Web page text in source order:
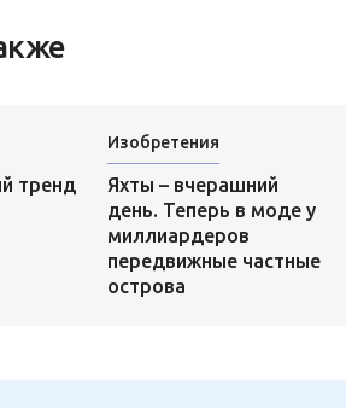
тренд
Изобретения
Яхты – вчерашний
день. Теперь в моде у
миллиардеров
передвижные частные
острова